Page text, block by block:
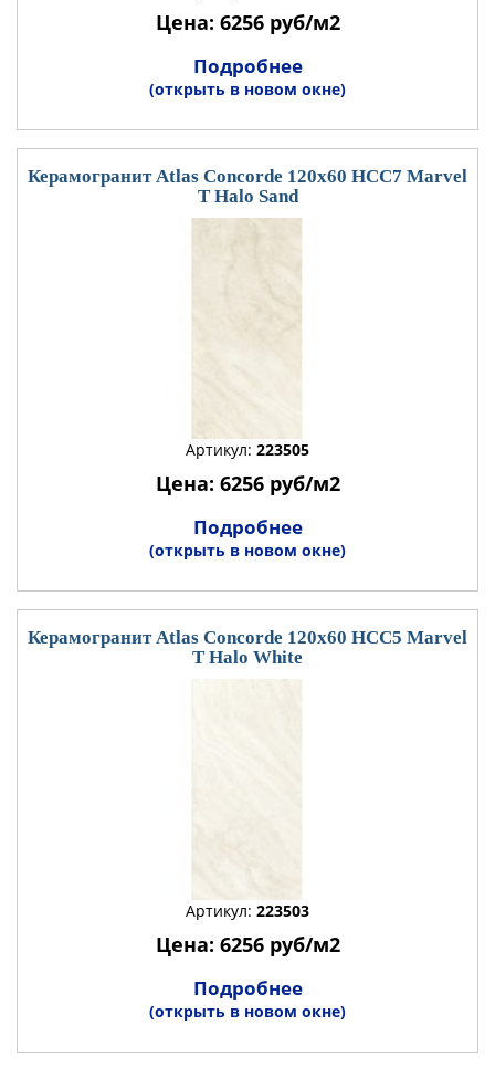
Цена: 6256 руб/м2
Подробнее
(открыть в новом окне)
Керамогранит Atlas Concorde 120x60 HCC7 Marvel
T Halo Sand
Артикул: 223505
Цена: 6256 руб/м2
Подробнее
(открыть в новом окне)
Керамогранит Atlas Concorde 120x60 HCC5 Marvel
T Halo White
Артикул: 223503
Цена: 6256 руб/м2
Подробнее
(открыть в новом окне)